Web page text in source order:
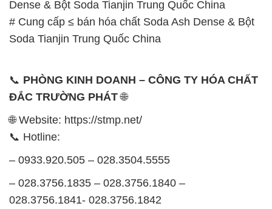
– 0933.920.505 – 028.3504.5555
– 028.3756.1835 – 028.3756.1840 –
– 0932.660.696 – 0901.326.566 – 0906.387.866 –
0902.765.866
📧 Email: hoachat@dactruongphat.vn
GIỜ LÀM VIỆC TẠI CÔNG TY HÓA CHẤT ĐẮC
TRƯỜNG PHÁT
Thời gian làm việctại Hóa Chất Đắc Trường Phát
được tổ chức như sau: